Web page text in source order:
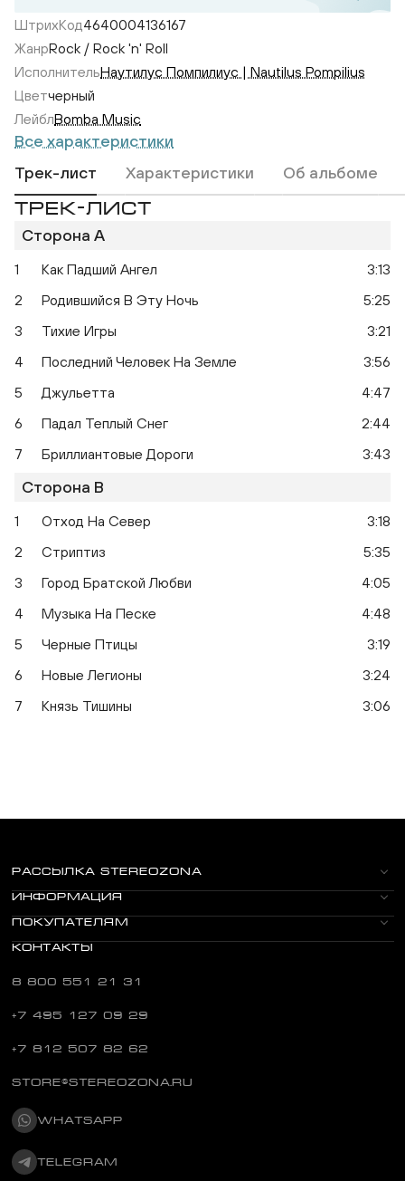
Наугад
ШтрихКод4640004136167
ЖанрRock / Rock 'n' Roll
ИсполнительНаутилус Помпилиус | Nautilus Pompilius
Цветчерный
ЛейблBomba Music
Все характеристики
Трек-лист
Характеристики Об альбоме
ТРЕК-ЛИСТ
Сторона A
1 Как Падший Ангел
3:13
2
Родившийся В Эту Ночь
5:25
3
Тихие Игры
3:21
4
Последний Человек На Земле
3:56
5
Джульетта
4:47
6
Падал Теплый Снег
2:44
7
Бриллиантовые Дороги 3:43
Сторона B
1 Отход На Север
3:18
2
Стриптиз
5:35
3
Город Братской Любви
4:05
4
Музыка На Песке
4:48
5
Черные Птицы
3:19
6
Новые Легионы
3:24
7
Князь Тишины 3:06
РАССЫЛКА STEREOZONA
ИНФОРМАЦИЯ
ПОКУПАТЕЛЯМ
КОНТАКТЫ
8 800 551 21 31
+7 495 127 09 29
+7 812 507 82 62
STORE@STEREOZONA.RU
WHATSAPP
TELEGRAM